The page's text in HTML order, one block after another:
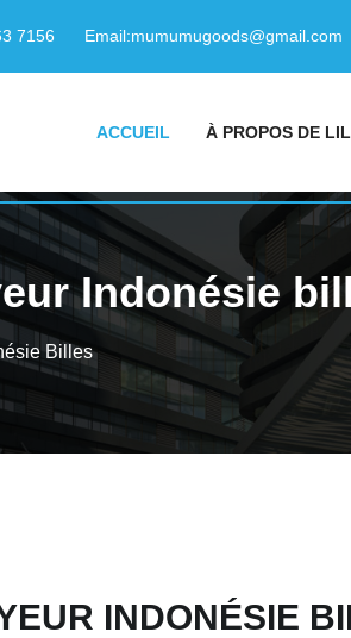
7156 Email:mumumugoods@gmail.com
ACCUEIL À PROPOS DE LIL
Indonésie
Billes
INDONÉSIE